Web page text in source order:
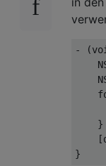
- (
    }